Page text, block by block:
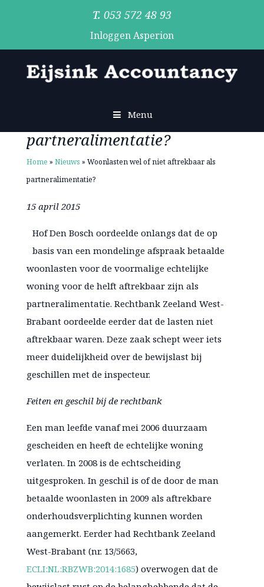
053 572 48 93
Inloggen Asperion
Menu
aftrekbaar als
partneralimentatie?
Home » Nieuws » Woonlasten wel of niet aftrekbaar als
partneralimentatie?
15 april 2015
Hof Den Bosch oordeelde onlangs dat de op
basis van een mondelinge afspraak betaalde
woonlasten voor de voormalige echtelijke
woning voor de helft aftrekbaar zijn als
partneralimentatie. Rechtbank Zeeland West-
Brabant oordeelde eerder dat de lasten niet
aftrekbaar waren. Deze zaak schept weer iets
meer duidelijkheid over de bewijslast bij
geschillen met de inspecteur.
Feiten en geschil bij de rechtbank
Een man leefde vanaf mei 2006 duurzaam
gescheiden en heeft de echtelijke woning
verlaten. In 2008 is de echtscheiding
uitgesproken. In geschil is of de door de man
betaalde woonlasten in 2009 als aftrekbare
onderhoudsverplichting kunnen worden
aangemerkt. Eerder had Rechtbank Zeeland
West-Brabant (nr. 13/5663,
ECLI:NL:RBZWB:2014:1685) overwogen dat de